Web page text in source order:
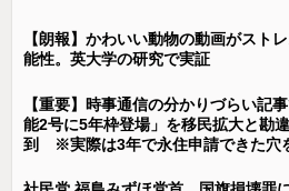
【朗報】かわいい動物の動画がスト
能性。英大学の研究で実証
【重要】時事通信の分かりづらい記
能2号に5年枠登場」を移民拡大と勘
到 ※実際は3年で永住申請できた穴